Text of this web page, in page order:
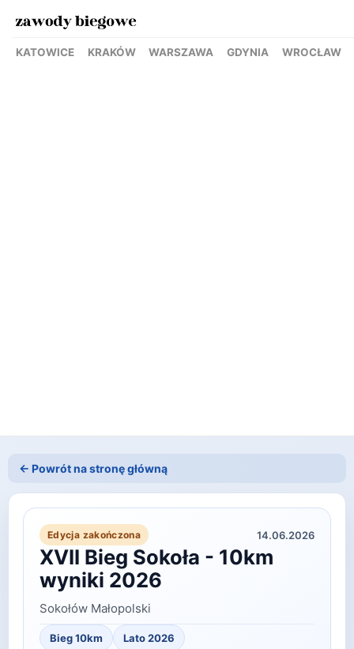
KATOWICE KRAKÓW WARSZAWA GDYNIA WROCŁAW
← Powrót na stronę główną
Edycja zakończona 14.06.2026
XVII Bieg Sokoła - 10km
wyniki 2026
Sokołów Małopolski
Bieg 10km Lato2026